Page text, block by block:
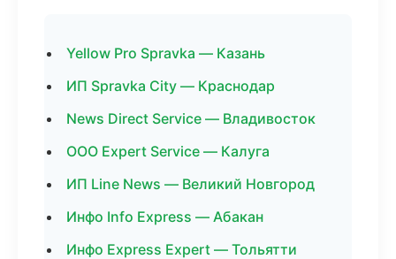
Yellow Pro Spravka — Казань
ИП Spravka City — Краснодар
News Direct Service — Владивосток
ООО Expert Service — Калуга
ИП Line News — Великий Новгород
Инфо Info Express — Абакан
Инфо Express Expert — Тольятти